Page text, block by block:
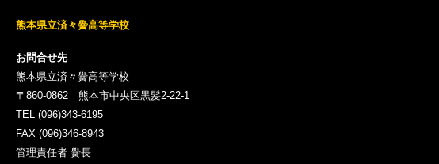
熊本県立済々黌高等学校
お問合せ先
熊本県立済々黌高等学校
〒860-0862 熊本市中央区黒髪2-22-1
TEL (096)343-6195
FAX (096)346-8943
管理責任者 黌長